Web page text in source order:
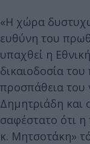
«Η χώρα
ευθύνη του
υπαχθεί η
δικαιοδοσία
προσπάθεια του
Δημητριάδη και
σαφέστατο ότι η
κ. Μητσοτάκη»